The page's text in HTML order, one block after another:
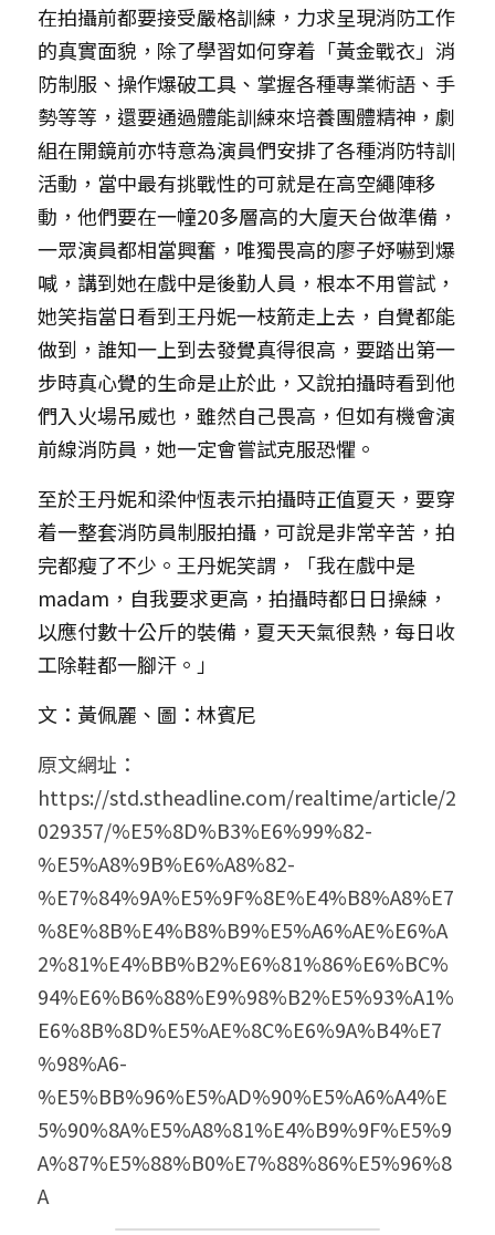
在拍攝前都要接受嚴格訓練，力求呈現消防工作
的真實面貌，除了學習如何穿着「黃金戰衣」消
防制服、操作爆破工具、掌握各種專業術語、手
勢等等，還要通過體能訓練來培養團體精神，劇
組在開鏡前亦特意為演員們安排了各種消防特訓
活動，當中最有挑戰性的可就是在高空繩陣移
動，他們要在一幢20多層高的大廈天台做準備，
一眾演員都相當興奮，唯獨畏高的廖子妤嚇到爆
喊，講到她在戲中是後勤人員，根本不用嘗試，
她笑指當日看到王丹妮一枝箭走上去，自覺都能
做到，誰知一上到去發覺真得很高，要踏出第一
步時真心覺的生命是止於此，又說拍攝時看到他
們入火場吊威也，雖然自己畏高，但如有機會演
前線消防員，她一定會嘗試克服恐懼。
至於王丹妮和梁仲恆表示拍攝時正值夏天，要穿
着一整套消防員制服拍攝，可說是非常辛苦，拍
完都瘦了不少。王丹妮笑謂，「我在戲中是
madam，自我要求更高，拍攝時都日日操練，
以應付數十公斤的裝備，夏天天氣很熱，每日收
工除鞋都一腳汗。」
文：黃佩麗、圖：林賓尼
原文網址：
https://std.stheadline.com/realtime/article/2
029357/%E5%8D%B3%E6%99%82-
%E5%A8%9B%E6%A8%82-
%E7%84%9A%E5%9F%8E%E4%B8%A8%E7
%8E%8B%E4%B8%B9%E5%A6%AE%E6%A
2%81%E4%BB%B2%E6%81%86%E6%BC%
94%E6%B6%88%E9%98%B2%E5%93%A1%
E6%8B%8D%E5%AE%8C%E6%9A%B4%E7
%98%A6-
%E5%BB%96%E5%AD%90%E5%A6%A4%E
5%90%8A%E5%A8%81%E4%B9%9F%E5%9
A%87%E5%88%B0%E7%88%86%E5%96%8
A